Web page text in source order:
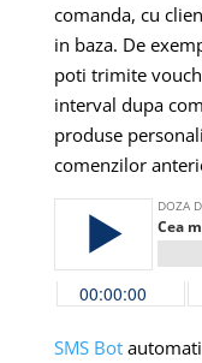
comanda, cu
in baza. De
poti trimite
interval dupa
produse
comenzilor
SMS Bot